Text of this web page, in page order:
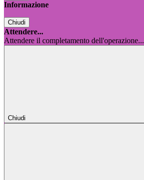
Informazione
Chiudi
Attendere...
Attendere il completamento dell'operazione...
Chiudi